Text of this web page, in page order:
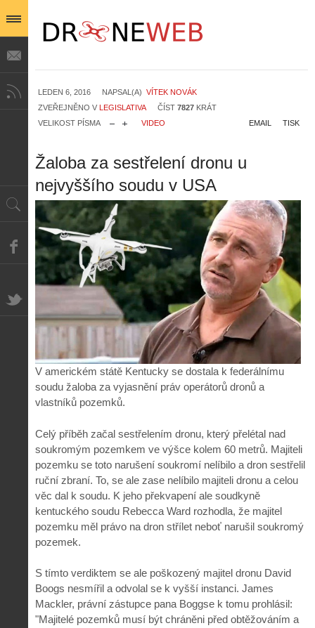
LEDEN 6, 2016 NAPSAL(A) VÍTEK NOVÁK
ZVEŘEJNĚNO V LEGISLATIVA ČÍST 7827 KRÁT
VELIKOST PÍSMA
TISK
EMAIL
VIDEO
Žaloba za sestřelení dronu u
nejvyššího soudu v USA
V americkém státě Kentucky se dostala k federálnímu
soudu žaloba za vyjasnění práv operátorů dronů a
vlastníků pozemků.
Celý příběh začal sestřelením dronu, který přelétal nad
soukromým pozemkem ve výšce kolem 60 metrů. Majiteli
pozemku se toto narušení soukromí nelíbilo a dron sestřelil
ruční zbraní. To, se ale zase nelíbilo majiteli dronu a celou
věc dal k soudu. K jeho překvapení ale soudkyně
kentuckého soudu Rebecca Ward rozhodla, že majitel
pozemku měl právo na dron střílet neboť narušil soukromý
pozemek.
S tímto verdiktem se ale poškozený majitel dronu David
Boogs nesmířil a odvolal se k vyšší instanci. James
Mackler, právní zástupce pana Boggse k tomu prohlásil:
"Majitelé pozemků musí být chráněni před obtěžováním a